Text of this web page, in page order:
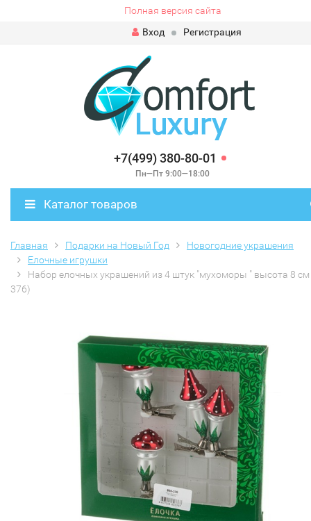
Полная версия сайта
Вход
Регистрация
+7(499) 380-80-01
Пн—Пт 9:00—18:00
Каталог товаров
Главная Подарки на Новый Год
Новогодние украшения
Елочные игрушки
Набор елочных украшений из 4 штук "мухоморы " высота 8 см
376)